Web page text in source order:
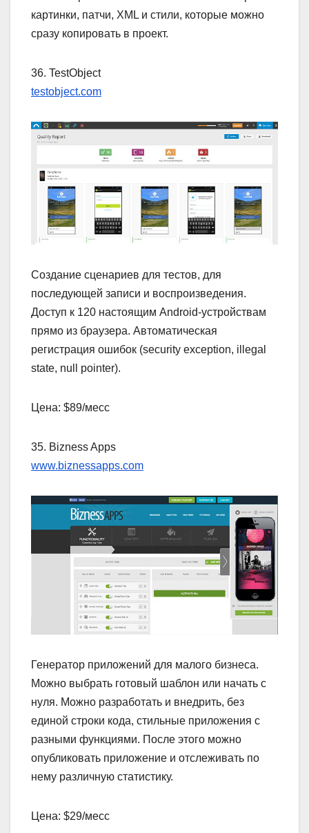
картинки, патчи, XML и стили, которые можно
сразу копировать в проект.
36. TestObject
testobject.com
Создание сценариев для тестов, для
последующей записи и воспроизведения.
Доступ к 120 настоящим Android-устройствам
прямо из браузера. Автоматическая
регистрация ошибок (security exception, illegal
state, null pointer).
Цена: $89/месс
35. Bizness Apps
www.biznessapps.com
Генератор приложений для малого бизнеса.
Можно выбрать готовый шаблон или начать с
нуля. Можно разработать и внедрить, без
единой строки кода, стильные приложения с
разными функциями. После этого можно
опубликовать приложение и отслеживать по
нему различную статистику.
Цена: $29/месс